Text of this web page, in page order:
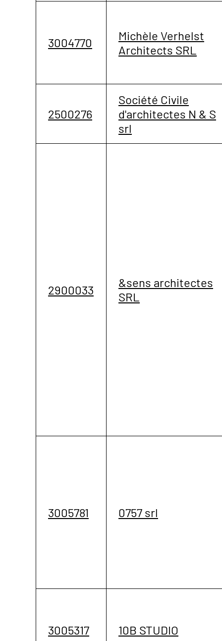
3004770
Michèle Verhelst
Architects SRL
2500276
Société Civile
d'architectes N & S
srl
2900033
&sens architectes
SRL
3005781 0757 srl
3005317 10B STUDIO